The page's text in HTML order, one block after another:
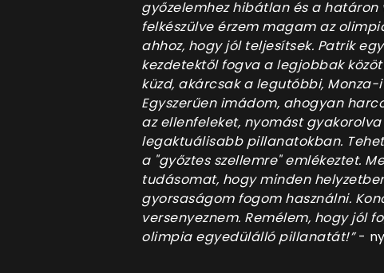
győzelemhez hibátlan és a határon
felkészülve érzem magam az
ahhoz, hogy jól teljesítsek. Patrik
kezdetektől fogva a legjobbak
küzd, akárcsak a legutóbbi, Monza-
Egyszerűen imádom, ahogyan
az ellenfeleket, nyomást
legaktuálisabb pillanatokban.
a "győztes szellemre" emlékeztet.
tudásomat, hogy minden
gyorsaságom fogom használni.
versenyeznem. Remélem, hogy jól
olimpia egyedülálló pillanatát!”-